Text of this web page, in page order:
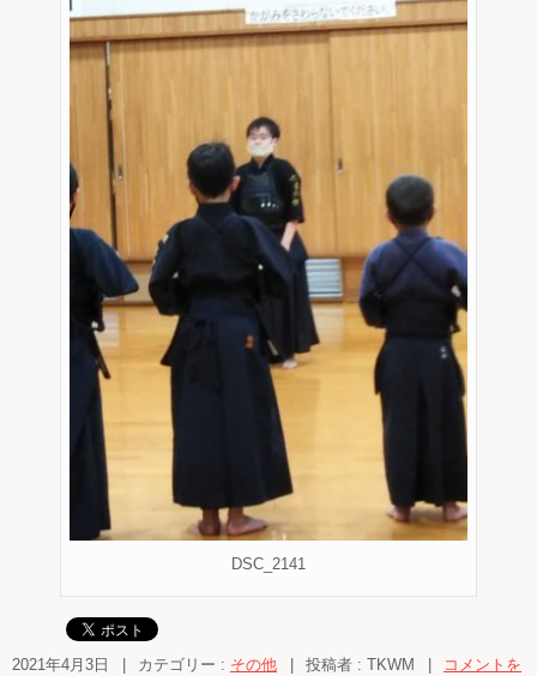
DSC_2141
2021年4月3日 カテゴリー : その他 投稿者 : TKWM
コメントを